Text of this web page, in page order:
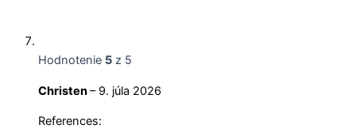
Hodnotenie 5 z 5
Christen– 9. júla 2026
References: